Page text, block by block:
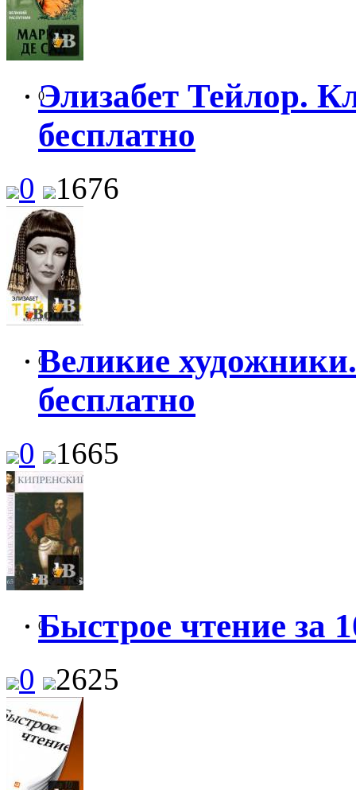
0
Элизабет Тейлор.
бесплатно
0 1676
0
Великие
бесплатно
0 1665
0
Быстрое чтение за
0 2625